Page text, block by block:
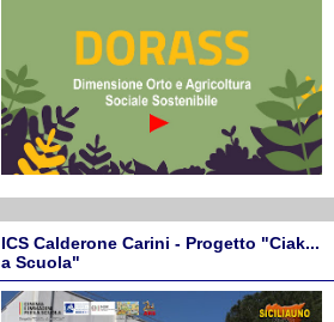
ICS Calderone Carini - Progetto "Ciak...
a Scuola"